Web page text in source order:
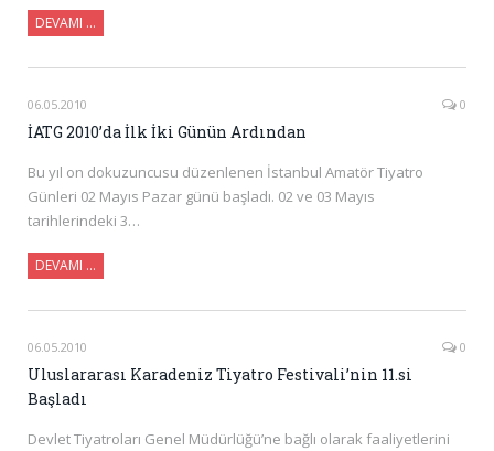
DEVAMI …
06.05.2010 0
İATG 2010’da İlk İki Günün Ardından
Bu yıl on dokuzuncusu düzenlenen İstanbul Amatör Tiyatro
Günleri 02 Mayıs Pazar günü başladı. 02 ve 03 Mayıs
tarihlerindeki 3…
DEVAMI …
06.05.2010 0
Uluslararası Karadeniz Tiyatro Festivali’nin 11.si
Başladı
Devlet Tiyatroları Genel Müdürlüğü’ne bağlı olarak faaliyetlerini